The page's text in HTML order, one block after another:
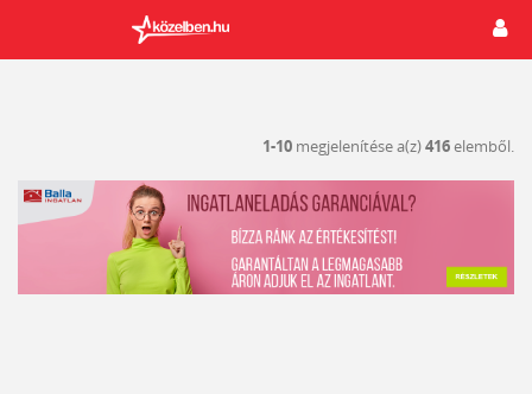
1-10 megjelenítése a(z)416elemből.